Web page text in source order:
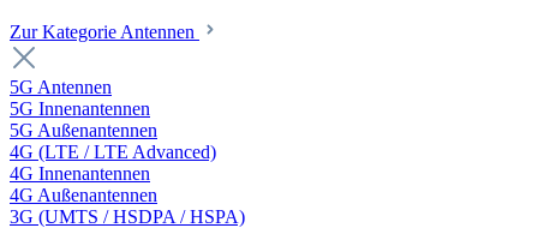
Zur Kategorie Antennen
5G Antennen
5G Innenantennen
5G Außenantennen
4G (LTE / LTE Advanced)
4G Innenantennen
4G Außenantennen
3G (UMTS / HSDPA / HSPA)